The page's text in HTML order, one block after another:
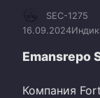
SEC-1275
16.09.2024
Emansrepo
Компания